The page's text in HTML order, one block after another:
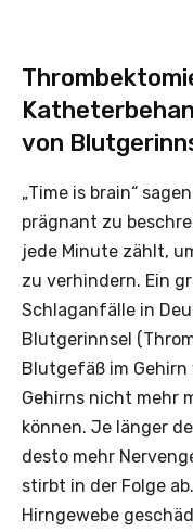
von
„Time is brain“
prägnant zu
jede Minute zählt,
zu verhindern. Ein
Schlaganfälle in
Blutgerinnsel
Blutgefäß im Gehirn
Gehirns nicht mehr
können. Je länger
desto mehr
stirbt in der Folge
Hirngewebe